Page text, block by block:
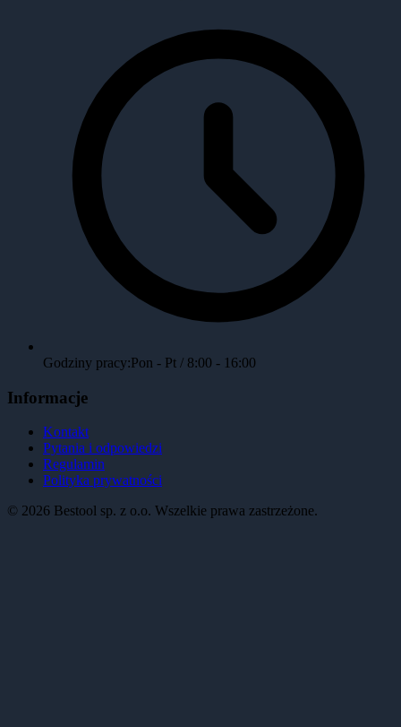
Godziny pracy:Pon - Pt / 8:00 - 16:00
Informacje
Kontakt
Pytania i odpowiedzi
Regulamin
Polityka prywatności
© 2026 Bestool sp. z o.o. Wszelkie prawa zastrzeżone.